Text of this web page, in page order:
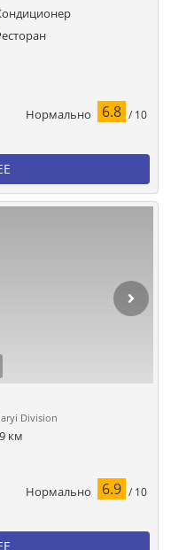
Нормально 6.8 / 10
Division
км
Нормально 6.9 / 10